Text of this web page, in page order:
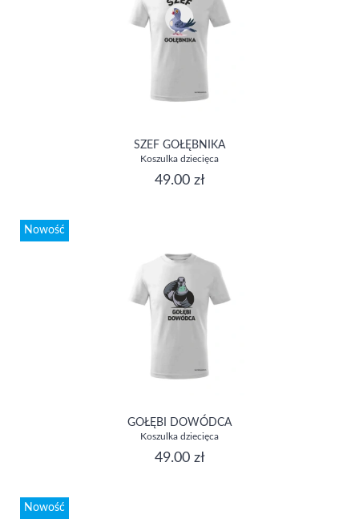
SZEF GOŁĘBNIKA
Koszulka dziecięca
49.00 zł
Nowość
GOŁĘBI DOWÓDCA
Koszulka dziecięca
49.00 zł
Nowość